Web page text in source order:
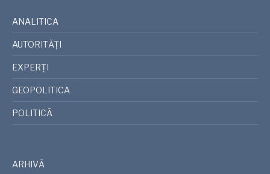
ANALITICA
AUTORITĂȚI
EXPERȚI
GEOPOLITICA
POLITICĂ
ARHIVĂ